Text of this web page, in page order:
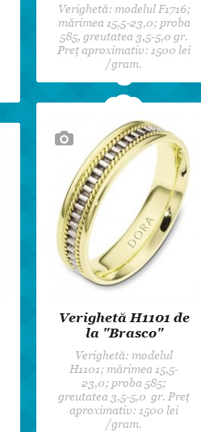
Verighetă: modelul F1716;
mărimea 15,5-23,0; proba
585, greutatea 3,5-5,0 gr.
Preț aproximativ: 1500 lei
/gram.
Verighetă H1101 de
la "Brasco"
Verighetă: modelul
H1101; mărimea 15,5-
23,0; proba 585;
greutatea 3,5-5,0 gr. Preț
aproximativ: 1500 lei
/gram.